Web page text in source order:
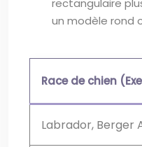
rectangulaire
un modèle rond
Race de chien
Labrador, Berger